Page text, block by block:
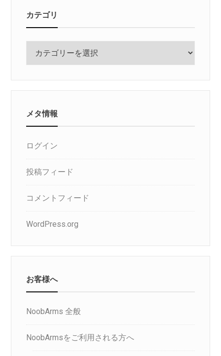
カテゴリ
メタ情報
ログイン
投稿フィード
コメントフィード
WordPress.org
お客様へ
NoobArms 全般
NoobArmsをご利用される方へ